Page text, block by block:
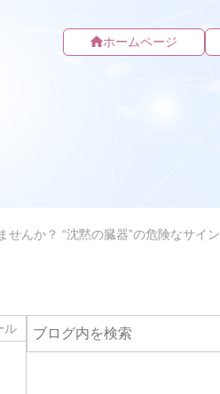
ホームページ
せんか？ “沈黙の臓器”の危険なサイン
ル